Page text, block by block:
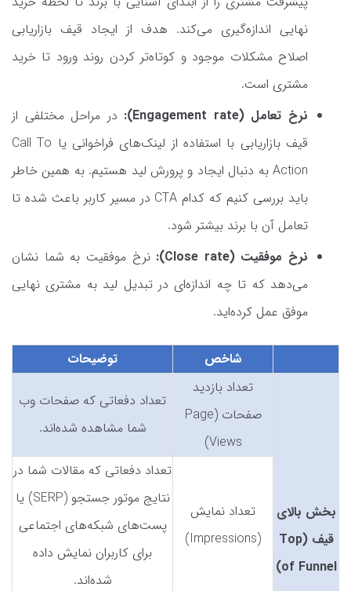
نهایی اندازه‌گیری می‌کند. هدف از ایجاد قیف بازاریابی
اصلاح مشکلات موجود و کوتاه‌تر کردن روند ورود تا خرید
مشتری است.
نرخ تعامل (Engagement rate):
در مراحل مختلفی از
قیف بازاریابی با استفاده از لینک‌های فراخوانی یا Call To
Action به دنبال ایجاد و پرورش لید هستیم. به همین خاطر
باید بررسی کنیم که کدام CTA در مسیر کاربر باعث شده تا
تعامل آن با برند بیشتر شود.
نرخ موفقیت (Close rate):
نرخ موفقیت به شما نشان
می‌دهد که تا چه اندازه‌ای در تبدیل لید به مشتری نهایی
موفق عمل کرده‌اید.
شاخص توضیحات
بخش بالای
قیف (Top
of Funnel)
تعداد بازدید
صفحات (Page
Views)
تعداد دفعاتی که صفحات وب
شما مشاهده شده‌اند.
تعداد نمایش
(Impressions)
تعداد دفعاتی که مقالات شما در
نتایج موتور جستجو (SERP) یا
پست‌های شبکه‌های اجتماعی
برای کاربران نمایش داده
شده‌اند.